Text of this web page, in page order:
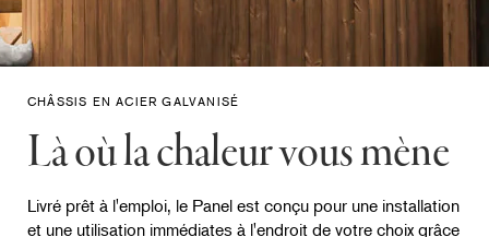
CHÂSSIS EN ACIER GALVANISÉ
Là où la chaleur vous mène
Livré prêt à l'emploi, le Panel est conçu pour une installation
et une utilisation immédiates à l'endroit de votre choix grâce